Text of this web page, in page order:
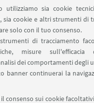
utilizziamo sia cookie
sia cookie e altri strumenti di
solo con il tuo consenso.
di tracciamento
misure sull'efficacia
dei comportamenti degli
banner continuerai la
consenso sui cookie
Segnala un evento
Contatti
SEGUI IL DIPARTIMENTO
SEGUI UNIBO SU: